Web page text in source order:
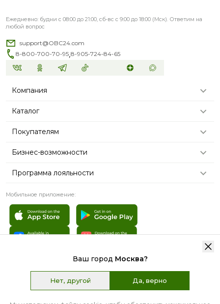
Ваш город Москва?
Нет, другой Да, верно
Ежедневно: будни с 08:00 до 21:00, сб-вс с 9:00 до 18:00 (Мск). Ответим на
любой вопрос
support@OBC24.com
8-800-700-70-95,8-905-724-84-65
Компания
Каталог
Покупателям
Бизнес-возможности
Программа лояльности
Мобильное приложение:
© 2007 - 2026 «TianDe». Все права защищены | Графические
материалы:Freepik.com
Пользовательское соглашение